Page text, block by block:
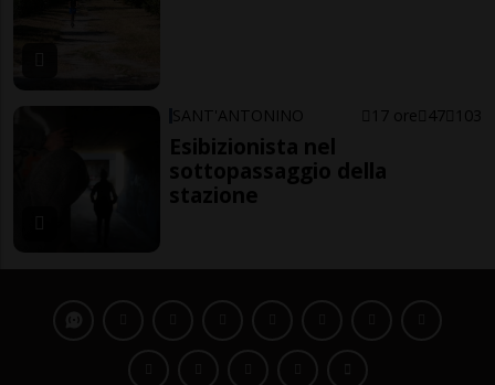
SANT'ANTONINO 17 ore 47 103
Esibizionista nel
sottopassaggio della
stazione